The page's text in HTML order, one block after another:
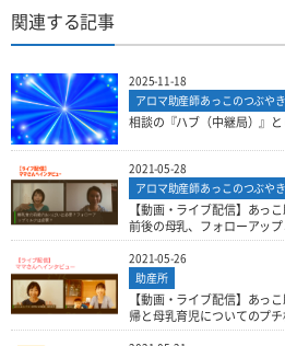
関連する記事
2025-11-18
アロマ助産師あっこのつぶやき
相談の『ハブ（中継局）』
2021-05-28
アロマ助産師あっこのつぶやき
【動画・ライブ配信】あっ
前後の母乳、フォローアッ
2021-05-26
助産所
【動画・ライブ配信】あっ
帰と母乳育児についてのプ